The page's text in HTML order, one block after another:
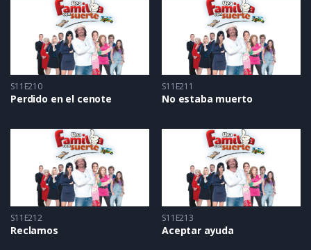
S11E210
Perdido en el cenote
S11E211
No estaba muerto
S11E212
Reclamos
S11E213
Aceptar ayuda